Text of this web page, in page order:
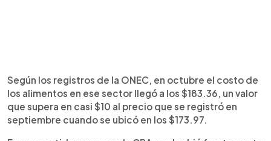
Según los registros de la ONEC, en octubre el costo de
los alimentos en ese sector llegó a los $183.36, un valor
que supera en casi $10 al precio que se registró en
septiembre cuando se ubicó en los $173.97.